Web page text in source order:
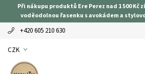
Při nákupu produktů Ere Perez nad 1 500 Kč
voděodolnou řasenku s avokádem a
+420 605 210 630
CZK